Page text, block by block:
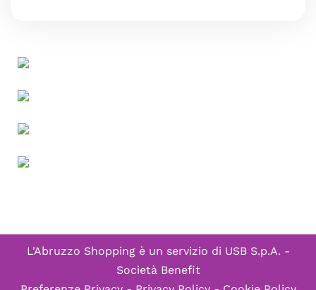
L'Abruzzo Shopping è un servizio di USB S.p.A. -
Società Benefit